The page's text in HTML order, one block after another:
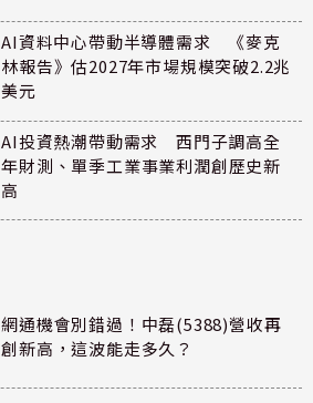
AI資料中心帶動半導體需求 《麥克
林報告》估2027年市場規模突破2.2兆
美元
AI投資熱潮帶動需求 西門子調高全
年財測、單季工業事業利潤創歷史新
高
網通機會別錯過！中磊(5388)營收再
創新高，這波能走多久？